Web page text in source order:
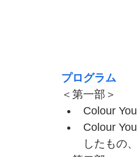
プログラム
＜第一部＞
Colour
Colour
したもの